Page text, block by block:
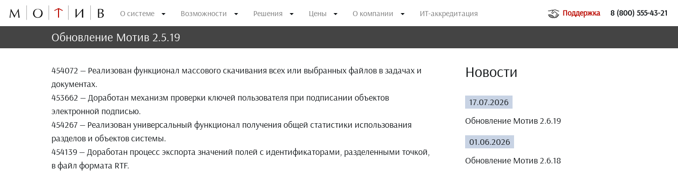
О системе Возможности Решения Цены О компании ИТ-аккредитация 8 (800) 555-43-21
Поддержка
Обновление Мотив 2.5.19
454072 — Реализован функционал массового скачивания всех или выбранных файлов в задачах и
документах.
453662 — Доработан механизм проверки ключей пользователя при подписании объектов
электронной подписью.
454267 — Реализован универсальный функционал получения общей статистики использования
разделов и объектов системы.
454139 — Доработан процесс экспорта значений полей с идентификаторами, разделенными точкой,
в файл формата RTF.
Новости
17.07.2026
Обновление Мотив 2.6.19
01.06.2026
Обновление Мотив 2.6.18